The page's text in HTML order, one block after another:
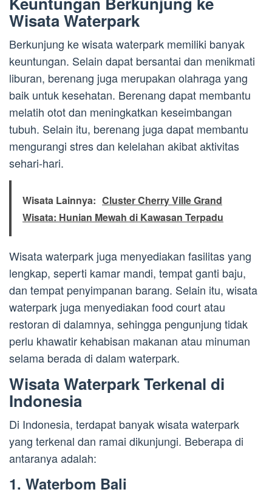
Wisata Waterpark
Berkunjung ke wisata waterpark memiliki banyak
keuntungan. Selain dapat bersantai dan menikmati
liburan, berenang juga merupakan olahraga yang
baik untuk kesehatan. Berenang dapat membantu
melatih otot dan meningkatkan keseimbangan
tubuh. Selain itu, berenang juga dapat membantu
mengurangi stres dan kelelahan akibat aktivitas
sehari-hari.
Wisata Lainnya: Cluster Cherry Ville Grand
Wisata: Hunian Mewah di Kawasan Terpadu
Wisata waterpark juga menyediakan fasilitas yang
lengkap, seperti kamar mandi, tempat ganti baju,
dan tempat penyimpanan barang. Selain itu, wisata
waterpark juga menyediakan food court atau
restoran di dalamnya, sehingga pengunjung tidak
perlu khawatir kehabisan makanan atau minuman
selama berada di dalam waterpark.
Wisata Waterpark Terkenal di
Indonesia
Di Indonesia, terdapat banyak wisata waterpark
yang terkenal dan ramai dikunjungi. Beberapa di
antaranya adalah:
1. Waterbom Bali